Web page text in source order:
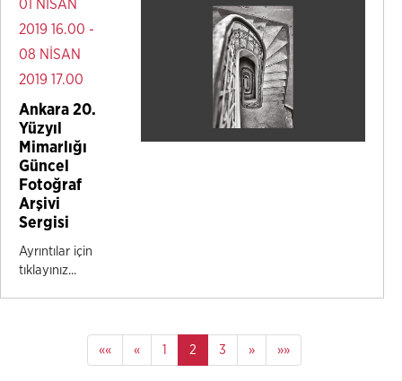
01 NİSAN
2019 16.00 -
08 NİSAN
2019 17.00
Ankara 20.
Yüzyıl
Mimarlığı
Güncel
Fotoğraf
Arşivi
Sergisi
Ayrıntılar için
tıklayınız...
«« « 1 2 3 » »»